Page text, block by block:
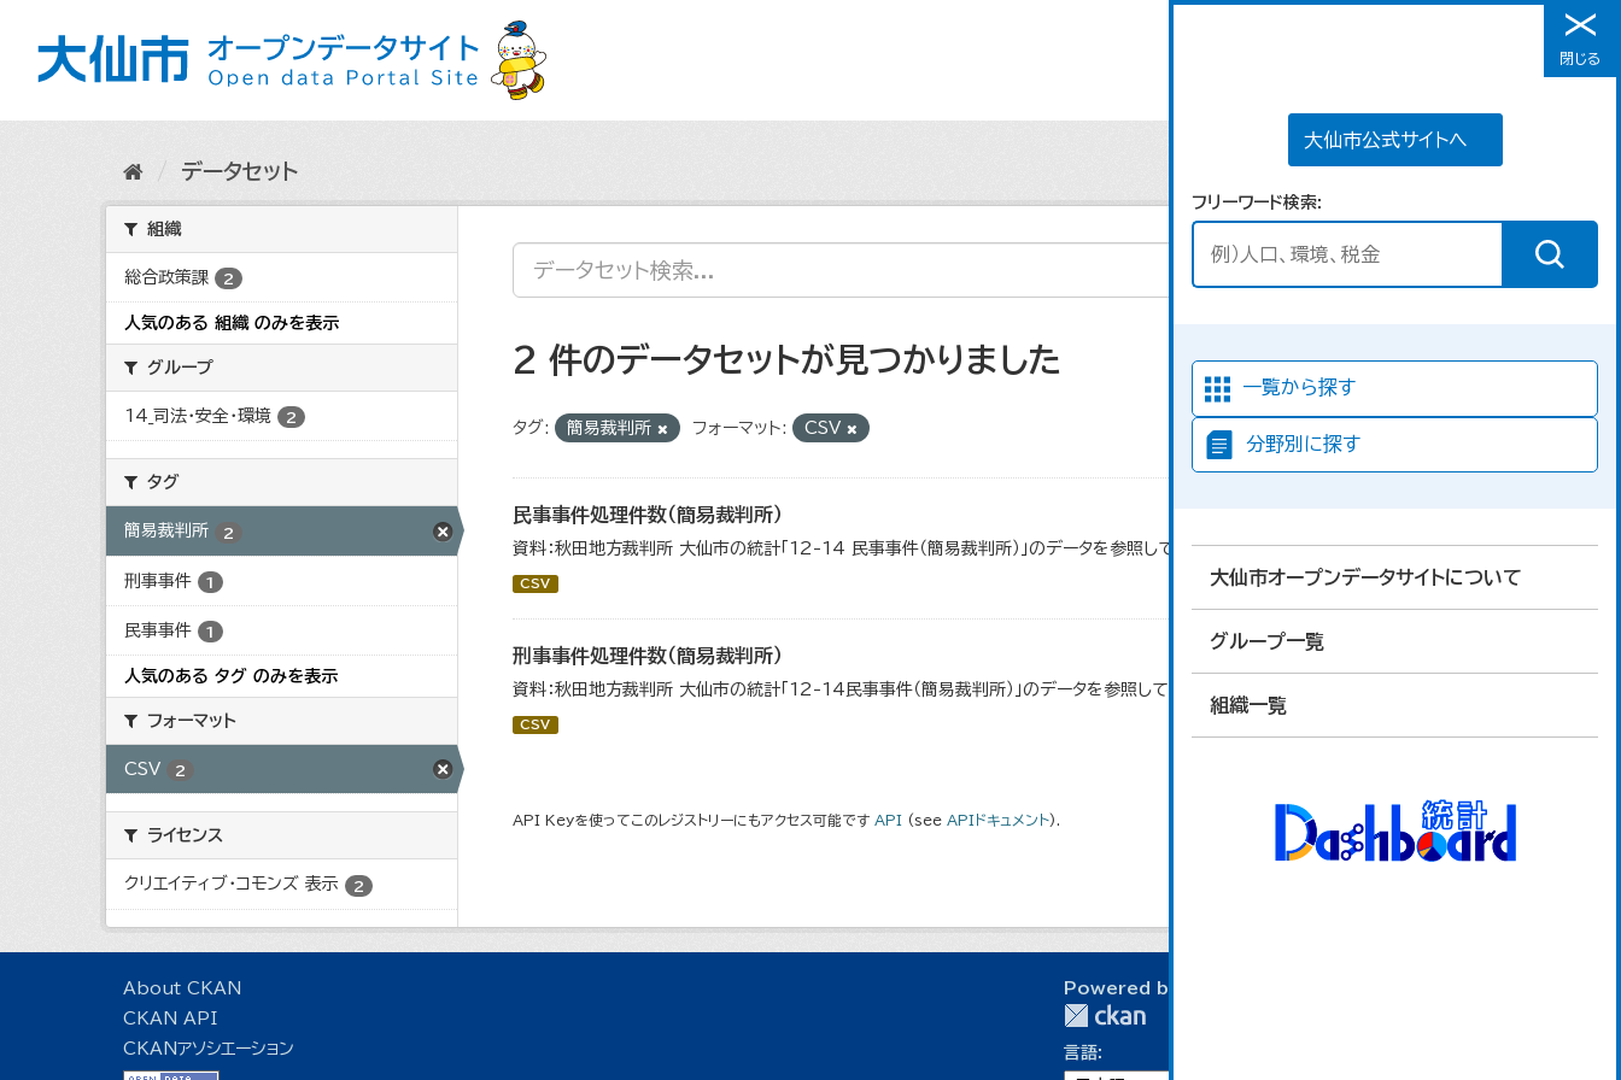
メニュー
大仙市公式サイトへ
フリーワード検索
一覧から探す
分野別に探す
大仙市オープンデータサイトについて
グループ一覧
組織一覧
閉じる
データセット
組織
総合政策課 2
人気のある 組織 のみを表示
グループ
14_司法・安全・環境 2
タグ
簡易裁判所 2
刑事事件 1
民事事件 1
人気のある タグ のみを表示
フォーマット
CSV 2
ライセンス
クリエイティブ・コモンズ 表示 2
2 件のデータセットが見つかりました
タグ: 簡易裁判所 フォーマット: CSV
民事事件処理件数（簡易裁判所）
資料：秋田地方裁判所 大仙市の統計「12-14 民事事件（簡易裁判所）」のデータを参照しています。
CSV
刑事事件処理件数（簡易裁判所）
資料：秋田地方裁判所 大仙市の統計「12-14民事事件（簡易裁判所）」のデータを参照しています。
CSV
API Keyを使ってこのレジストリーにもアクセス可能です API (see APIドキュメント).
About CKAN
CKAN API
CKANアソシエーション
Powered by
言語